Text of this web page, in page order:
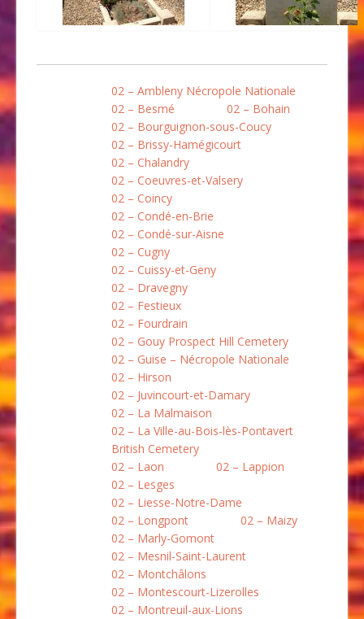
02 – Ambleny Nécropole Nationale
02 – Besmé
02 – Bohain
02 – Bourguignon-sous-Coucy
02 – Brissy-Hamégicourt
02 – Chalandry
02 – Coeuvres-et-Valsery
02 – Coincy
02 – Condé-en-Brie
02 – Condé-sur-Aisne
02 – Cugny
02 – Cuissy-et-Geny
02 – Dravegny
02 – Festieux
02 – Fourdrain
02 – Gouy Prospect Hill Cemetery
02 – Guise – Nécropole Nationale
02 – Hirson
02 – Juvincourt-et-Damary
02 – La Malmaison
02 – La Ville-au-Bois-lès-Pontavert
British Cemetery
02 – Laon
02 – Lappion
02 – Lesges
02 – Liesse-Notre-Dame
02 – Longpont
02 – Maizy
02 – Marly-Gomont
02 – Mesnil-Saint-Laurent
02 – Montchâlons
02 – Montescourt-Lizerolles
02 – Montreuil-aux-Lions